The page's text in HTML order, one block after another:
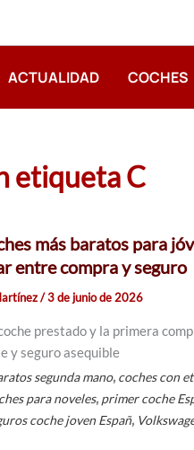
ACTUALIDAD COCHES
etiqueta C
más baratos para
entre compra y seguro
/3 de junio de 2026
prestado y la primera
y seguro asequible
segunda mano, coches con
para noveles, primer coche
coche joven Españ,